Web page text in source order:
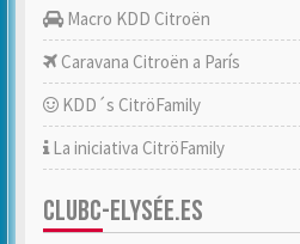
Macro KDD Citroën
Caravana Citroën a París
KDD´s CitröFamily
La iniciativa CitröFamily
CLUBC-ELYSÉE.ES